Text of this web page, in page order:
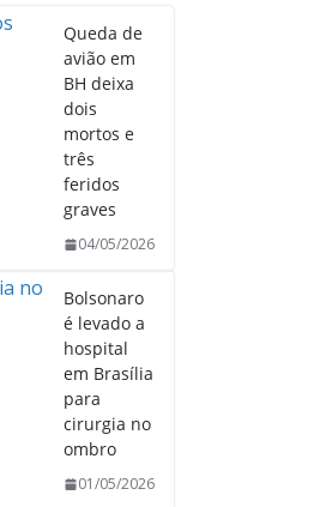
Queda de
avião em
BH deixa
dois
mortos e
três
feridos
graves
04/05/2026
Bolsonaro
é levado a
hospital
em Brasília
para
cirurgia no
ombro
01/05/2026